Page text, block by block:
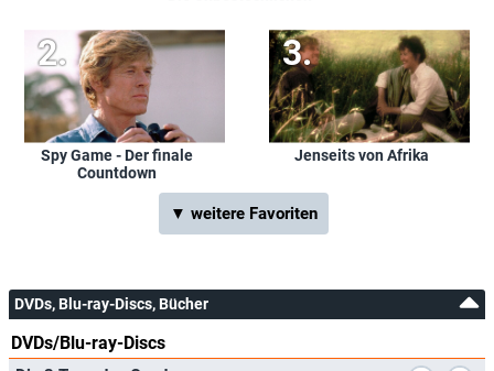
Spy Game - Der finale
Countdown
Jenseits von Afrika
▼ weitere Favoriten
DVDs, Blu-ray-Discs, Bücher
DVDs/Blu-ray-Discs